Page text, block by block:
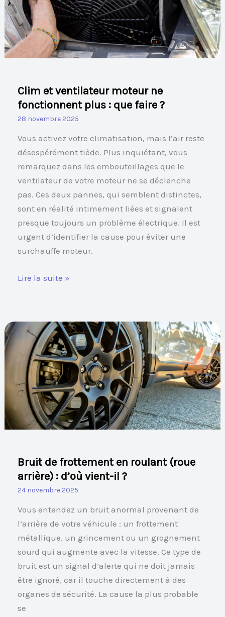
Clim et ventilateur moteur ne
fonctionnent plus : que faire ?
28 novembre 2025
Vous activez votre climatisation, mais l’air reste
désespérément tiède. Plus inquiétant, vous
remarquez dans les embouteillages que le
ventilateur de votre moteur ne se déclenche
pas. Ces deux pannes, qui semblent distinctes,
sont en réalité intimement liées et signalent
presque toujours un problème électrique. Il est
urgent d’identifier la cause pour éviter une
surchauffe moteur.
plus
:
que
faire
?
Lire la suite »
Bruit de frottement en roulant (roue
arrière) : d’où vient-il ?
24 novembre 2025
Vous entendez un bruit anormal provenant de
l’arrière de votre véhicule : un frottement
métallique, un grincement ou un grognement
sourd qui augmente avec la vitesse. Ce type de
bruit est un signal d’alerte qui ne doit jamais
être ignoré, car il touche directement à des
organes de sécurité. La cause la plus probable
se
Bruit
frottement
en
roulant
(roue
arrière)
:
il
?